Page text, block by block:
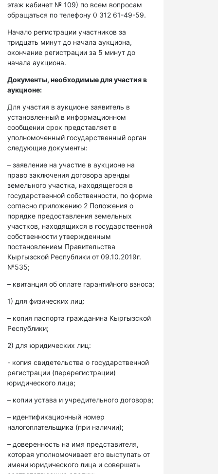
этаж кабинет № 109) по всем вопросам
обращаться по телефону 0 312 61-49-59.
Начало регистрации участников за
тридцать минут до начала аукциона,
окончание регистрации за 5 минут до
начала аукциона.
Документы, необходимые для участия в
аукционе:
Для участия в аукционе заявитель в
установленный в информационном
сообщении срок представляет в
уполномоченный государственный орган
следующие документы:
– заявление на участие в аукционе на
право заключения договора аренды
земельного участка, находящегося в
государственной собственности, по форме
согласно приложению 2 Положения о
порядке предоставления земельных
участков, находящихся в государственной
собственности утвержденным
постановлением Правительства
Кыргызской Республики от 09.10.2019г.
№535;
– квитанция об оплате гарантийного взноса;
1) для физических лиц:
– копия паспорта гражданина Кыргызской
Республики;
2) для юридических лиц:
- копия свидетельства о государственной
регистрации (перерегистрации)
юридического лица;
– копии устава и учредительного договора;
– идентификационный номер
налогоплательщика (при наличии);
– доверенность на имя представителя,
которая уполномочивает его выступать от
имени юридического лица и совершать